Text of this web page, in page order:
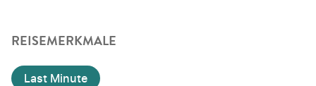
REISEMERKMALE
Last Minute